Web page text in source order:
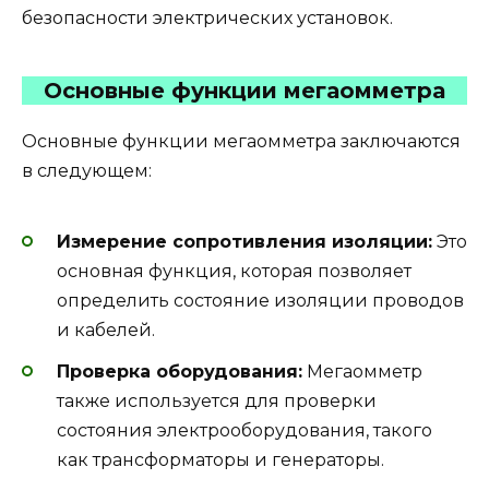
безопасности электрических установок.
Основные функции мегаомметра
Основные функции мегаомметра заключаются
в следующем:
Измерение сопротивления изоляции: Это
основная функция, которая позволяет
определить состояние изоляции проводов
и кабелей.
Проверка оборудования: Мегаомметр
также используется для проверки
состояния электрооборудования, такого
как трансформаторы и генераторы.